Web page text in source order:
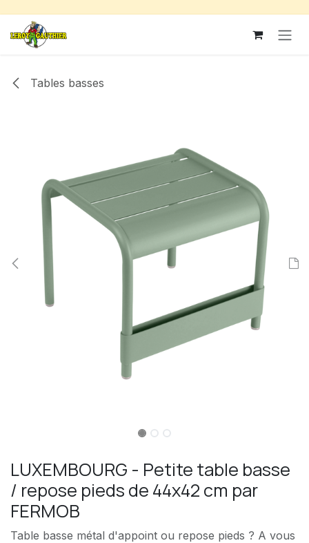
Se rendre au contenu
Tables basses
LUXEMBOURG - Petite table basse
/ repose pieds de 44x42 cm par
FERMOB
Table basse métal d'appoint ou repose pieds ? A vous